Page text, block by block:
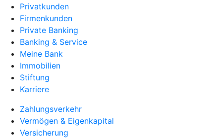
Privatkunden
Firmenkunden
Private Banking
Banking & Service
Meine Bank
Immobilien
Stiftung
Karriere
Zahlungsverkehr
Vermögen & Eigenkapital
Versicherung